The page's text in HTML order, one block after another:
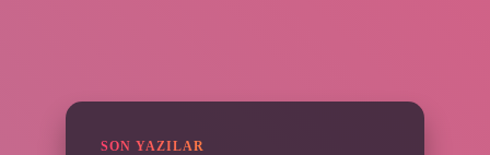
SON YAZILAR